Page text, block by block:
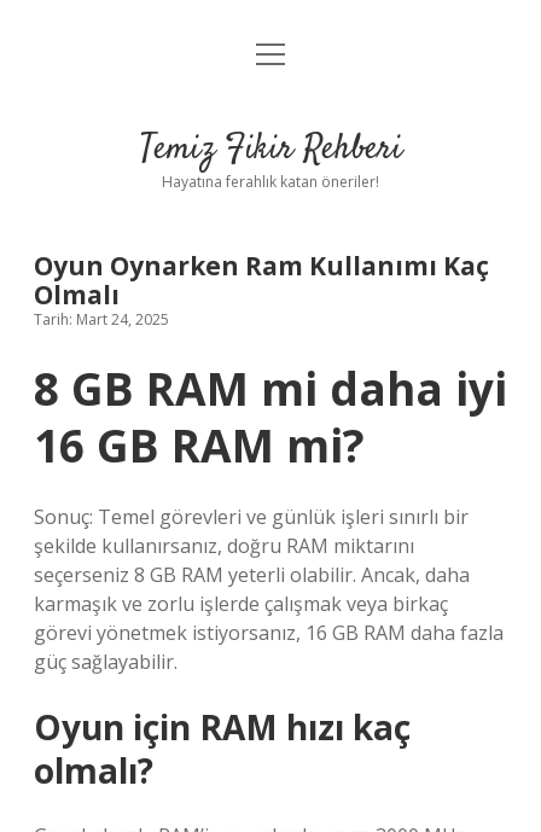
Anasayfa
Yasal Uyarı
menüyü
Temiz Fikir Rehberi
Hayatına ferahlık katan öneriler!
Oyun Oynarken Ram Kullanımı Kaç
Olmalı
Tarih: Mart 24, 2025
8 GB RAM mi daha iyi
16 GB RAM mi?
Sonuç: Temel görevleri ve günlük işleri sınırlı bir
şekilde kullanırsanız, doğru RAM miktarını
seçerseniz 8 GB RAM yeterli olabilir. Ancak, daha
karmaşık ve zorlu işlerde çalışmak veya birkaç
görevi yönetmek istiyorsanız, 16 GB RAM daha fazla
güç sağlayabilir.
Oyun için RAM hızı kaç
olmalı?